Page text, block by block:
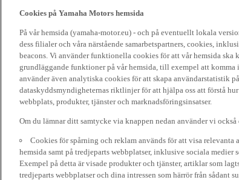
Cookies på Yamaha Motors hemsida
På vår hemsida (yamaha-motor.eu) - och på eventuellt lokala
dess filialer och våra närstående samarbetspartners, cookies,
beacons. Vi använder funktionella cookies för att vår hemsida
grundläggande funktioner på vår hemsida, till exempel att
använder även analytiska cookies för att skapa användarstatistik
dataskyddsmyndigheternas riktlinjer för att hjälpa oss att förstå
webbplats, produkter, tjänster och marknadsföringsinsatser.
Om du lämnar ditt samtycke via knappen nedan använder vi
Cookies för spårning och reklam används för att visa
hemsida samt på tredjeparts webbplatser, inklusive sociala medier
Exempel på detta är visade produkter och tjänster, artiklar som
tredjeparts webbplatser och dina intressen som härrör från sådant